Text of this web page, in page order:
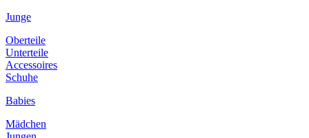
Junge
Oberteile
Unterteile
Accessoires
Schuhe
Babies
Mädchen